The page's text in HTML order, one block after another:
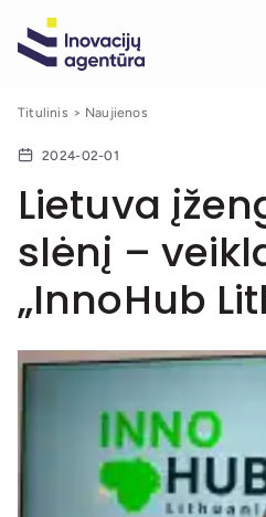
Titulinis Naujienos
2024-02-01
Lietuva
slėnį –
„InnoHub